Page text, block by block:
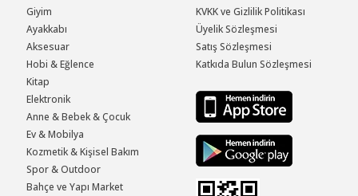
Giyim
Ayakkabı
Aksesuar
Hobi & Eğlence
Kitap
Elektronik
Anne & Bebek & Çocuk
Ev & Mobilya
Kozmetik & Kişisel Bakım
Spor & Outdoor
Bahçe ve Yapı Market
KVKK ve Gizlilik Politikası
Üyelik Sözleşmesi
Satış Sözleşmesi
Katkıda Bulun Sözleşmesi